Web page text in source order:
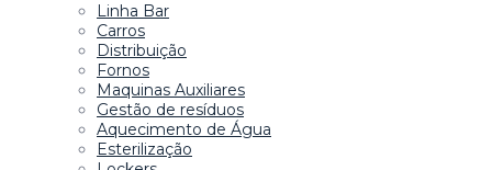
Linha Bar
Carros
Distribuição
Fornos
Maquinas Auxiliares
Gestão de resíduos
Aquecimento de Água
Esterilização